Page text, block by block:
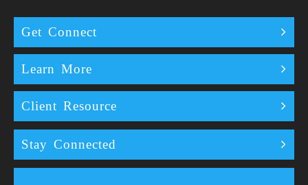
Get Connect
Learn More
Client Resource
Stay Connected